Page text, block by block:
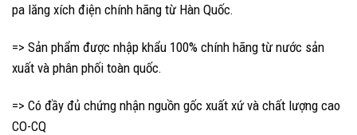
pa lăng xích điện chính hãng từ Hàn Quốc.
=> Sản phẩm được nhập khẩu 100% chính hãng từ nước sản
xuất và phân phối toàn quốc.
=> Có đầy đủ chứng nhận nguồn gốc xuất xứ và chất lượng cao
CO-CQ